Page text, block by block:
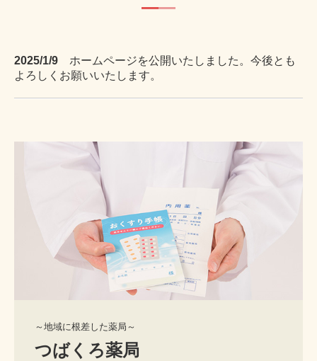
━━
2025/1/9 ホームページを公開いたしました。今後とも
よろしくお願いいたします。
～地域に根差した薬局～
つばくろ薬局